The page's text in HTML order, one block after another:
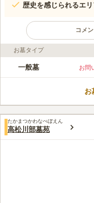
歴史を感じられるエ
コメ
ライフドット編集部のコメント
楠墓地は、のどか
城です。 ベンチが
口コミ評価
この霊園はまだ誰からも評価
お墓タイプ
一般墓 お問
お
たかまつかわなべぼえん
高松川部墓苑